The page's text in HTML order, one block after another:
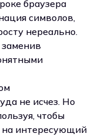
браузера
символов,
нереально.
заменив
не исчез. Но
чтобы
на интересующий